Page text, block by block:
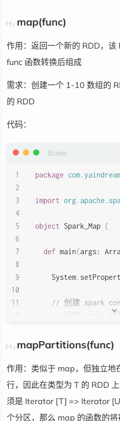
map(func)
作用：返回一个新的 RDD，
func 函数转换后组成
需求：创建一个 1-10 数组的
的 RDD
代码：
package com.
import org.apache .
object Spark_Map {
def main(args :
    System
.
// 创建 spark
// 设定 spark 计
val sc = new
val listRDD = sc
mapPartitions(func)
作用：类似于 map，但独立地
行，因此在类型为 T 的 RDD
须是 Iterator [T] => Iterator
个分区，那么 map 的函数的